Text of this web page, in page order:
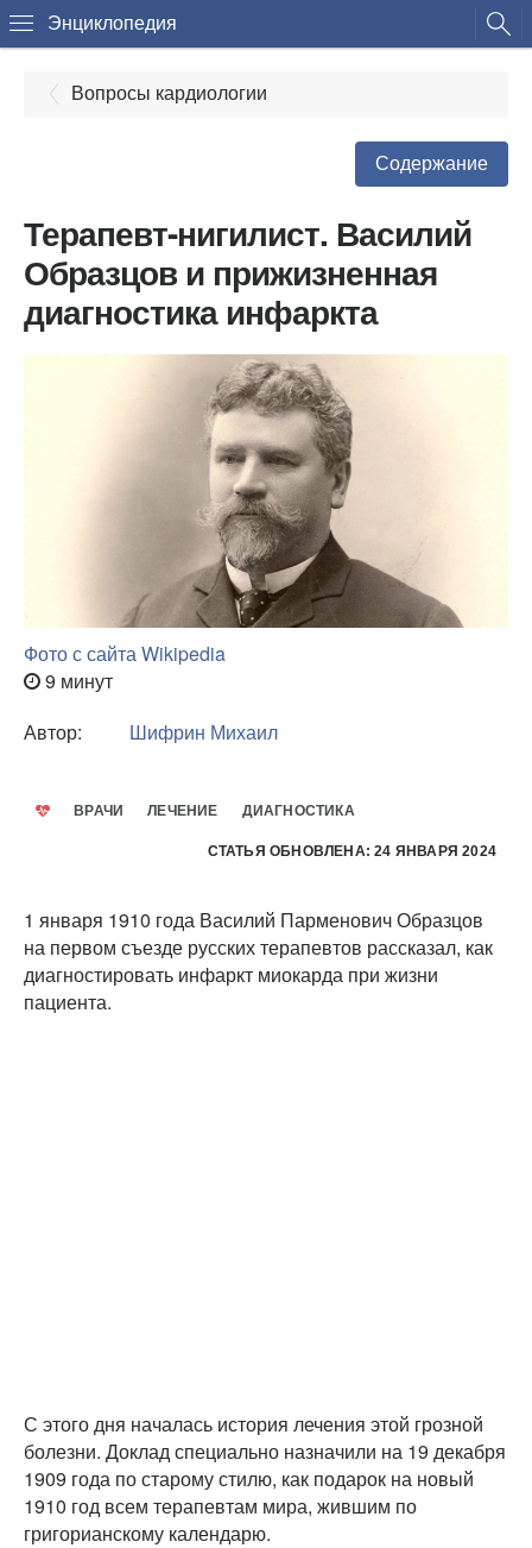
Энциклопедия
Вопросы кардиологии
Содержание
Терапевт-нигилист. Василий
Образцов и прижизненная
диагностика инфаркта
Фото с сайта Wikipedia
9 минут
Автор:
Шифрин Михаил
ВРАЧИ ЛЕЧЕНИЕ ДИАГНОСТИКА
СТАТЬЯ ОБНОВЛЕНА: 24 ЯНВАРЯ 2024
1 января 1910 года Василий Парменович Образцов
на первом съезде русских терапевтов рассказал, как
диагностировать инфаркт миокарда при жизни
пациента.
С этого дня началась история лечения этой грозной
болезни. Доклад специально назначили на 19 декабря
1909 года по старому стилю, как подарок на новый
1910 год всем терапевтам мира, жившим по
григорианскому календарю.